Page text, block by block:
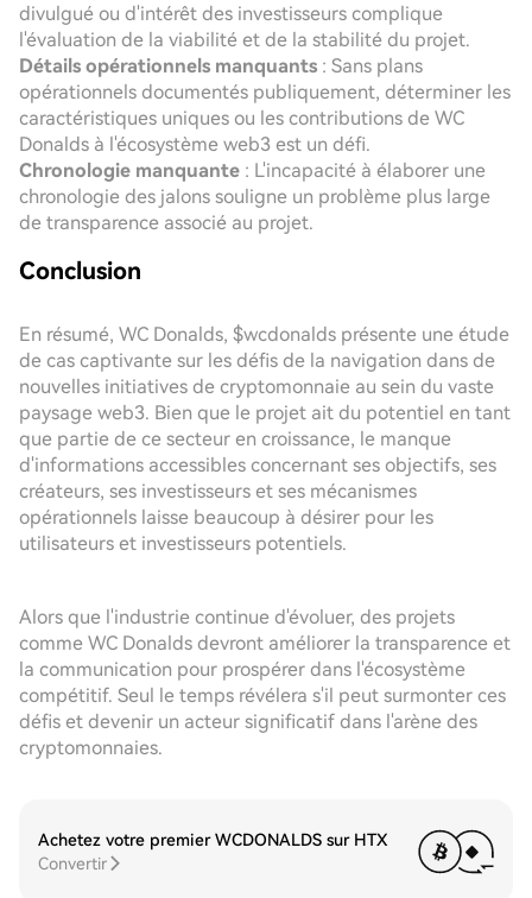
divulgué ou d'intérêt des investisseurs complique
l'évaluation de la viabilité et de la stabilité du projet.
Détails opérationnels manquants : Sans plans
opérationnels documentés publiquement, déterminer les
caractéristiques uniques ou les contributions de WC
Donalds à l'écosystème web3 est un défi.
Chronologie manquante : L'incapacité à élaborer une
chronologie des jalons souligne un problème plus large
de transparence associé au projet.
Conclusion
En résumé, WC Donalds, $wcdonalds présente une étude
de cas captivante sur les défis de la navigation dans de
nouvelles initiatives de cryptomonnaie au sein du vaste
paysage web3. Bien que le projet ait du potentiel en tant
que partie de ce secteur en croissance, le manque
d'informations accessibles concernant ses objectifs, ses
créateurs, ses investisseurs et ses mécanismes
opérationnels laisse beaucoup à désirer pour les
utilisateurs et investisseurs potentiels.
Alors que l'industrie continue d'évoluer, des projets
comme WC Donalds devront améliorer la transparence et
la communication pour prospérer dans l'écosystème
compétitif. Seul le temps révélera s'il peut surmonter ces
défis et devenir un acteur significatif dans l'arène des
cryptomonnaies.
Achetez votre premier WCDONALDS sur HTX
Convertir